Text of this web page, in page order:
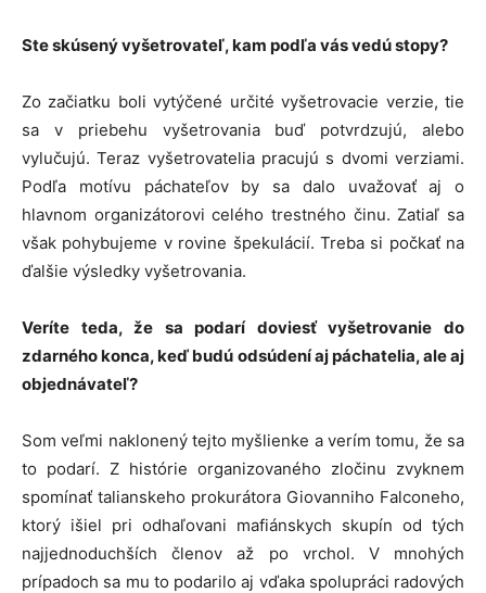
Ste skúsený vyšetrovateľ, kam podľa vás vedú stopy?
Zo začiatku boli vytýčené určité vyšetrovacie verzie, tie
sa v priebehu vyšetrovania buď potvrdzujú, alebo
vylučujú. Teraz vyšetrovatelia pracujú s dvomi verziami.
Podľa motívu páchateľov by sa dalo uvažovať aj o
hlavnom organizátorovi celého trestného činu. Zatiaľ sa
však pohybujeme v rovine špekulácií. Treba si počkať na
ďalšie výsledky vyšetrovania.
Veríte teda, že sa podarí doviesť vyšetrovanie do
zdarného konca, keď budú odsúdení aj páchatelia, ale aj
objednávateľ?
Som veľmi naklonený tejto myšlienke a verím tomu, že sa
to podarí. Z histórie organizovaného zločinu zvyknem
spomínať talianskeho prokurátora Giovanniho Falconeho,
ktorý išiel pri odhaľovani mafiánskych skupín od tých
najjednoduchších členov až po vrchol. V mnohých
prípadoch sa mu to podarilo aj vďaka spolupráci radových